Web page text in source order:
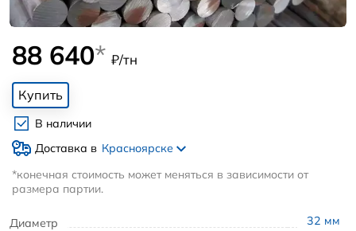
Диаметр 32 мм
88 640* ₽/тн
Купить
В наличии
Доставка в Красноярске
*конечная стоимость может меняться в зависимости от
размера партии.